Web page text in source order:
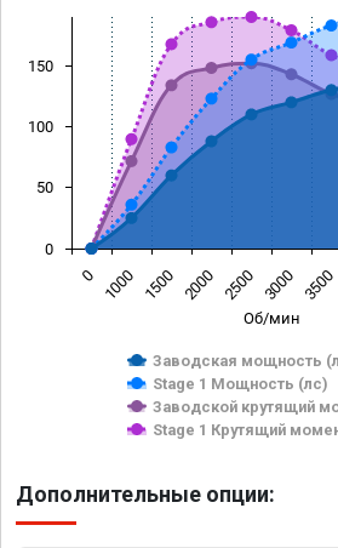
Об/мин
Заводская мощность
Stage 1 Мощность (лс)
Заводской крутящий
Stage 1 Крутящий
0 1000 1500 2000 2500 3000 3500
0
50
100
150
Дополнительные опции: